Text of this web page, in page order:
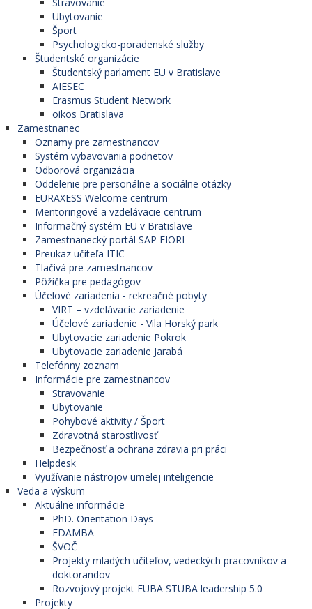
Ubytovanie
Šport
Psychologicko-poradenské služby
Študentské organizácie
Študentský parlament EU v Bratislave
AIESEC
Erasmus Student Network
oikos Bratislava
Zamestnanec
Oznamy pre zamestnancov
Systém vybavovania podnetov
Odborová organizácia
Oddelenie pre personálne a sociálne otázky
EURAXESS Welcome centrum
Mentoringové a vzdelávacie centrum
Informačný systém EU v Bratislave
Zamestnanecký portál SAP FIORI
Preukaz učiteľa ITIC
Tlačivá pre zamestnancov
Pôžička pre pedagógov
Účelové zariadenia - rekreačné pobyty
VIRT – vzdelávacie zariadenie
Účelové zariadenie - Vila Horský park
Ubytovacie zariadenie Pokrok
Ubytovacie zariadenie Jarabá
Telefónny zoznam
Informácie pre zamestnancov
Stravovanie
Ubytovanie
Pohybové aktivity / Šport
Zdravotná starostlivosť
Bezpečnosť a ochrana zdravia pri práci
Helpdesk
Využívanie nástrojov umelej inteligencie
Veda a výskum
Aktuálne informácie
PhD. Orientation Days
EDAMBA
ŠVOČ
Projekty mladých učiteľov, vedeckých pracovníkov a
doktorandov
Rozvojový projekt EUBA STUBA leadership 5.0
Projekty